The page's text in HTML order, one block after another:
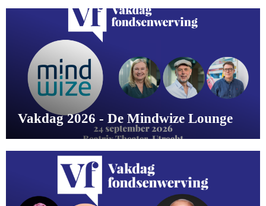
Vakdag 2026 - De Mindwize Lounge